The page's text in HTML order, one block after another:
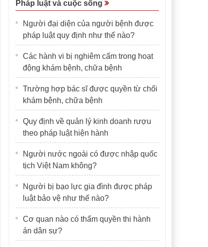
Pháp luật và cuộc sống
Người đại diện của người bệnh được
pháp luật quy định như thế nào?
Các hành vi bị nghiêm cấm trong hoạt
động khám bệnh, chữa bệnh
Trường hợp bác sĩ được quyền từ chối
khám bệnh, chữa bệnh
Quy định về quản lý kinh doanh rượu
theo pháp luật hiện hành
Người nước ngoài có được nhập quốc
tịch Việt Nam không?
Người bị bạo lực gia đình được pháp
luật bảo vệ như thế nào?
Cơ quan nào có thẩm quyền thi hành
án dân sự?